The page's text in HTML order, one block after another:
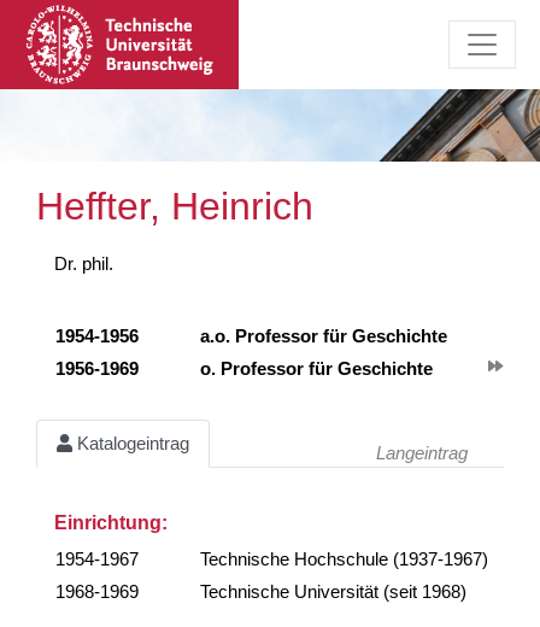
Heffter, Heinrich
Dr. phil.
1954-1956
a.o. Professor für Geschichte
1956-1969
o. Professor für Geschichte
Katalogeintrag Langeintrag
Einrichtung:
1954-1967
Technische Hochschule (1937-1967)
1968-1969
Technische Universität (seit 1968)